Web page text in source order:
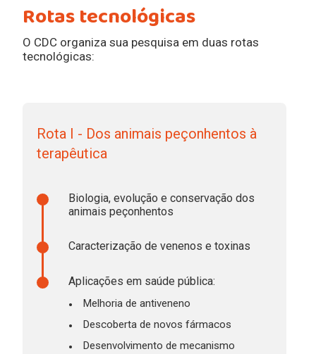
Rotas tecnológicas
O CDC organiza sua pesquisa em duas rotas
tecnológicas:
Rota I - Dos animais peçonhentos à
terapêutica
Biologia, evolução e conservação dos
animais peçonhentos
Caracterização de venenos e toxinas
Aplicações em saúde pública:
Melhoria de antiveneno
Descoberta de novos fármacos
Desenvolvimento de mecanismo